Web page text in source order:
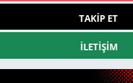
TAKIP ET
İLETIŞIM